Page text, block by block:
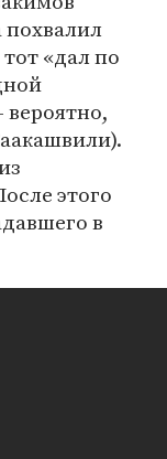
похвалил
«дал по
этого
в